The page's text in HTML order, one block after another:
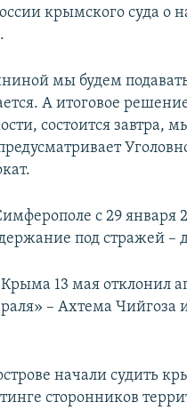
крымского суда о
мы будем
А итоговое
состоится завтра,
с 29 января
под стражей –
13 мая отклонил
– Ахтема Чийгоза
начали судить
сторонников